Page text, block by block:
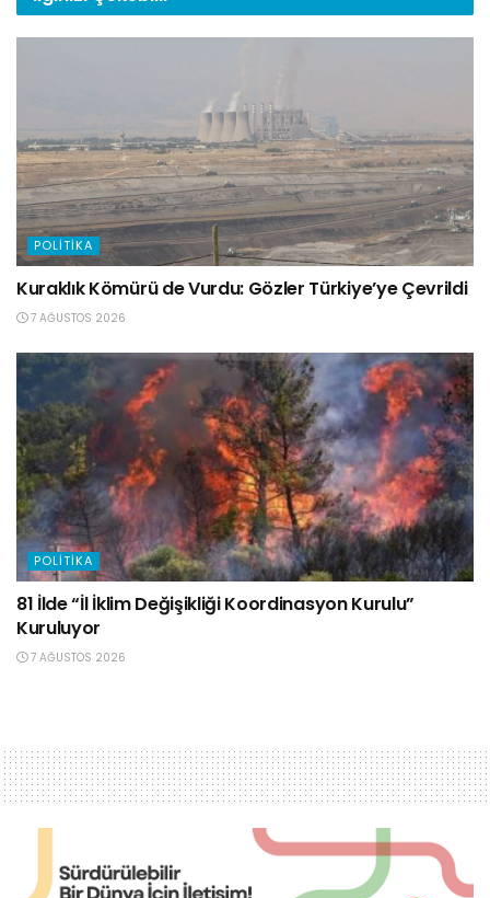
POLITIKA
Kuraklık Kömürü de Vurdu: Gözler Türkiye’ye Çevrildi
7 AĞUSTOS 2026
POLITIKA
81 İlde “İl İklim Değişikliği Koordinasyon Kurulu”
Kuruluyor
7 AĞUSTOS 2026